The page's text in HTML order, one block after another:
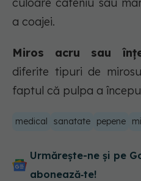
a coajei.
Miros acru sau
diferite tipuri de
faptul că pulpa a
medical sanatate pepene
Urmărește-ne și pe
abonează‑te!